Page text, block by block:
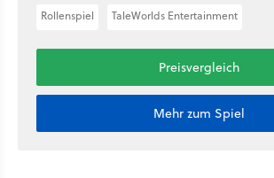
Rollenspiel TaleWorlds Entertainment
Preisvergleich
Mehr zum Spiel